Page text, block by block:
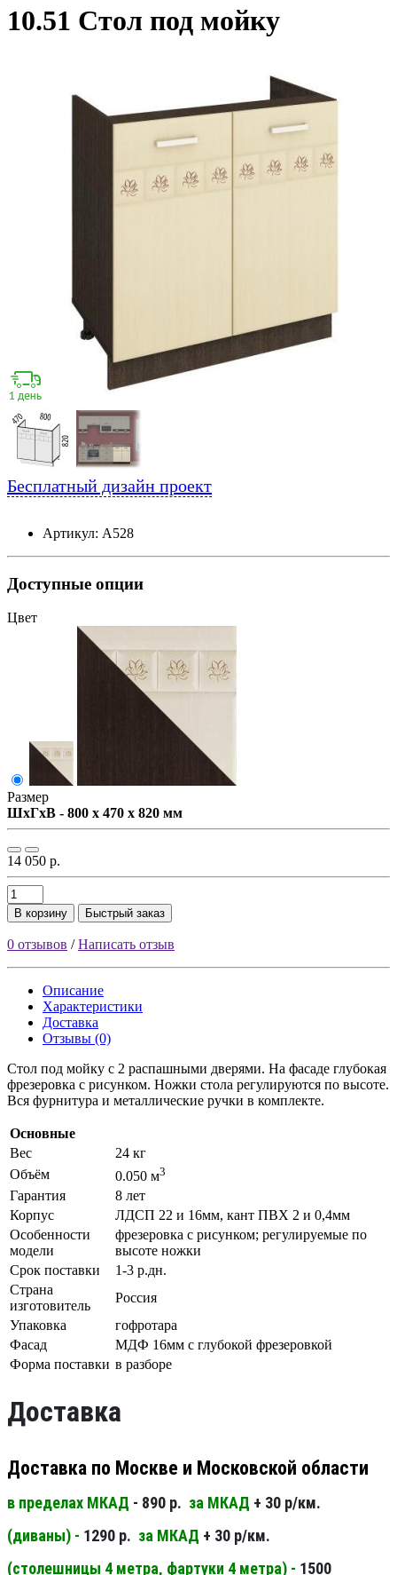
10.51 Стол под мойку
Бесплатный дизайн проект
Артикул: А528
Доступные опции
Цвет
Размер
ШxГxВ - 800 x 470 x 820 мм
14 050 р.
В корзину Быстрый заказ
0 отзывов /Написать отзыв
Описание
Характеристики
Доставка
Отзывы (0)
Стол под мойку с 2 распашными дверями. На фасаде глубокая
фрезеровка с рисунком. Ножки стола регулируются по высоте.
Вся фурнитура и металлические ручки в комплекте.
Основные
Вес
24 кг
Объём
0.050 м3
Гарантия
8 лет
Корпус
ЛДСП 22 и 16мм, кант ПВХ 2 и 0,4мм
Особенности
модели
фрезеровка с рисунком; регулируемые по
высоте ножки
Срок поставки
1-3 р.дн.
Страна
изготовитель
Россия
Упаковка
гофротара
Фасад
МДФ 16мм с глубокой фрезеровкой
Форма поставки в разборе
Доставка
Доставка по Москве и Московской области
в пределах МКАД - 890 р. за МКАД + 30 р/км.
(диваны) - 1290 р. за МКАД + 30 р/км.
(столешницы 4 метра, фартуки 4 метра) - 1500